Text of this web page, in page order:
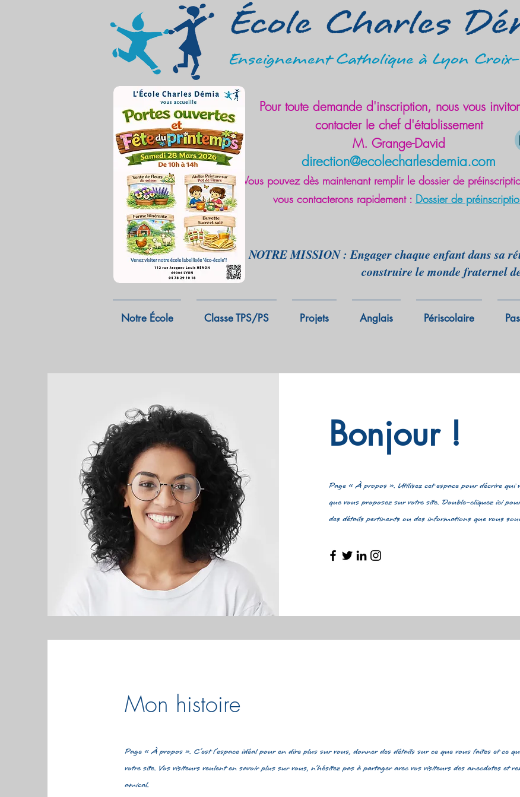
École Charles
Enseignement Catholique à Lyon
Pour toute demande d'inscription, nous vous
contacter le chef d'établissement
M. Grange-David
direction@ecolecharlesdemia.com
Vous pouvez dès maintenant remplir le dossier de
vous contacterons rapidement : Dossier de
NOTRE MISSION : Engager chaque enfant dans sa
construire le monde fraternel
Notre École Classe TPS/PS Projets Anglais Périscolaire
Bonjour !
Page « À propos ». Utilisez cet espace pour décrire qui
que vous proposez sur votre site. Double-cliquez ici
des détails pertinents ou des informations que vous
Mon histoire
Page « À propos ». C’est l’espace idéal pour en dire plus sur vous, donner des détails sur ce que vous faites et ce
votre site. Vos visiteurs veulent en savoir plus sur vous, n'hésitez pas à partager avec vos visiteurs des anecdotes et
amical.